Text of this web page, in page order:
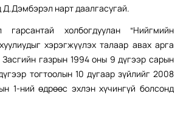
нарт даалгасугай.
холбогдуулан “Нийгмийн
хэрэгжүүлэх талаар авах арга
Засгийн газрын 1994 оны 9 дүгээр сарын
тогтоолын 10 дугаар зүйлийг 2008
1-ний өдрөөс эхлэн хүчингүй болсонд